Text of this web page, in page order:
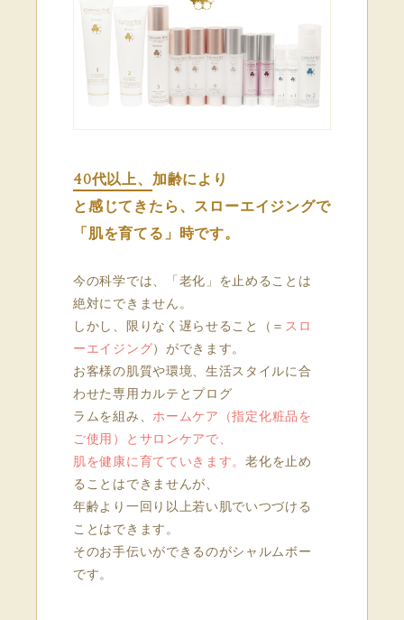
40代以上、 加齢により
と感じてきたら、スローエイジングで
「肌を育てる」時です。
今の科学では、「老化」を止めることは
絶対にできません。
しかし、限りなく遅らせること（＝ スロ
ーエイジング）ができます。
お客様の肌質や環境、生活スタイルに合
わせた専用カルテとプログ
ラムを組み、ホームケア（指定化粧品を
ご使用）とサロンケアで、
肌を健康に育てていきます。老化を止め
ることはできませんが、
年齢より一回り以上若い肌でいつづける
ことはできます。
そのお手伝いができるのがシャルムボー
です。